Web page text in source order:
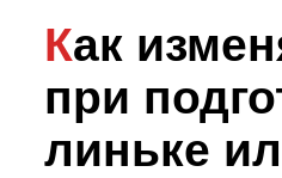
Как изменять рацион
при
линьке